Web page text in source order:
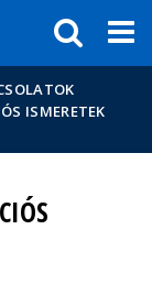
ISMERETEK